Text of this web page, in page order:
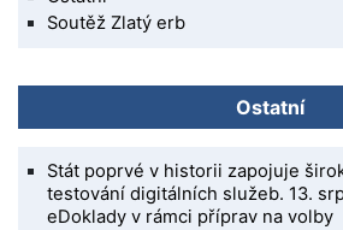
Soutěž Zlatý erb
Ostatní
Stát poprvé v historii zapojuje
testování digitálních služeb. 13.
eDoklady v rámci příprav na volby